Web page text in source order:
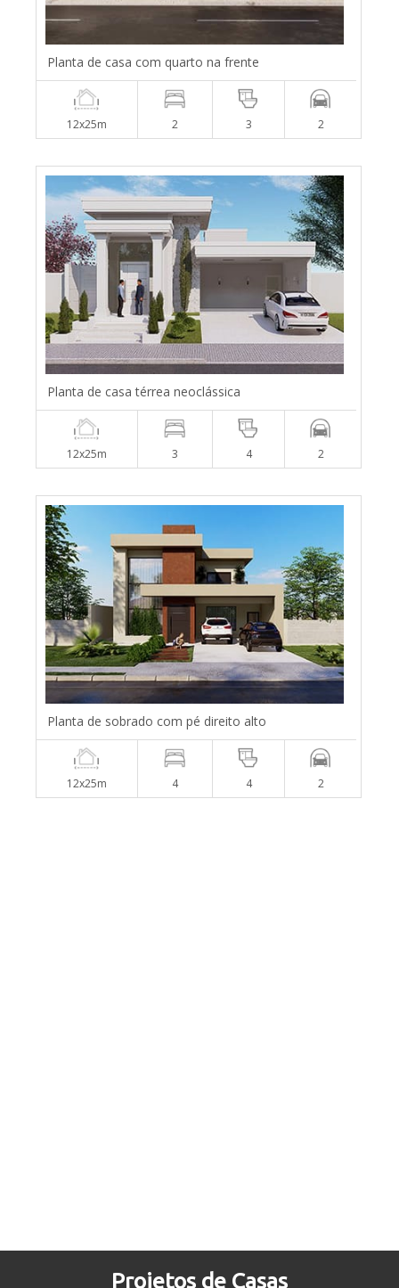
Planta de casa com quarto na frente
12x25m 2 3 2
Planta de casa térrea neoclássica
12x25m 3 4 2
Planta de sobrado com pé direito alto
12x25m 4 4 2
Projetos de Casas